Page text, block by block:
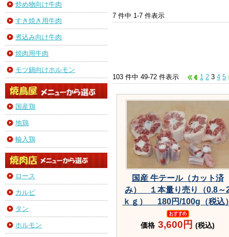
炒め物向け牛肉
すき焼き用牛肉
煮込み向け牛肉
焼肉用牛肉
モツ鍋向けホルモン
国産鶏
地鶏
輸入鶏
ロース
カルビ
タン
ホルモン
7 件中 1-7 件表示
103 件中 49-72 件表示 1 2 3 4 5
国産 牛テール（カット済
み） １本量り売り（0.8～
ｋｇ） 180円/100g（税込
価格 3,600円 (税込)